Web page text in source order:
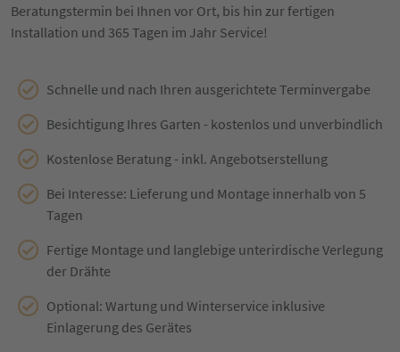
Beratungstermin bei Ihnen vor Ort, bis hin zur fertigen
Installation und 365 Tagen im Jahr Service!
Schnelle und nach Ihren ausgerichtete Terminvergabe
Besichtigung Ihres Garten - kostenlos und unverbindlich
Kostenlose Beratung - inkl. Angebotserstellung
Bei Interesse: Lieferung und Montage innerhalb von 5
Tagen
Fertige Montage und langlebige unterirdische Verlegung
der Drähte
Optional: Wartung und Winterservice inklusive
Einlagerung des Gerätes